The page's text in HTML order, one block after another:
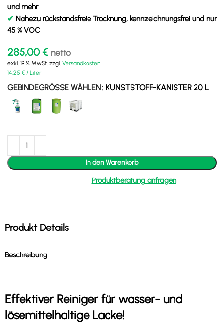
und mehr
✔ Nahezu rückstandsfreie Trocknung, kennzeichnungsfrei und nur
45 % VOC
285,00€ netto
exkl. 19 % MwSt. zzgl. Versandkosten
14,25 € / Liter
GEBINDEGRÖSSE WÄHLEN KUNSTSTOFF-KANISTER 20 L
In den Warenkorb
Produktberatung anfragen
Produkt Details
Beschreibung
Effektiver Reiniger für wasser- und
lösemittelhaltige Lacke!